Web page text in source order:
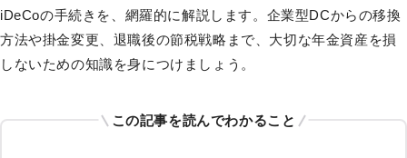
iDeCoの手続きを、網羅的に解説します。企業型DCからの移換
方法や掛金変更、退職後の節税戦略まで、大切な年金資産を損
しないための知識を身につけましょう。
この記事を読んでわかること